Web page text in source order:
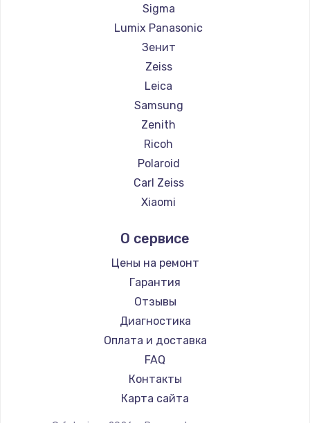
Заказать
Замена системной платы
1500 руб.
Заказать
Замена температурного датчика
2500 руб.
Заказать
Замена электроконфорки
Заказать
Техобслуживание
900 руб.
Заказать
Установка / подключение / демонтаж
1300 руб.
Заказать
Sigma
Lumix Panasonic
Зенит
Zeiss
Leica
Samsung
Zenith
Ricoh
Polaroid
Carl Zeiss
Xiaomi
Kodak
Blackmagic
О сервисе
Цены на ремонт
Гарантия
Отзывы
Диагностика
Оплата и доставка
FAQ
Контакты
Карта сайта